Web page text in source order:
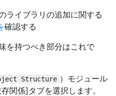
ライブラリの追加に関する
確認する
を持つべき部分はこれで
Structure ）モジュール
関係]タブを選択します。